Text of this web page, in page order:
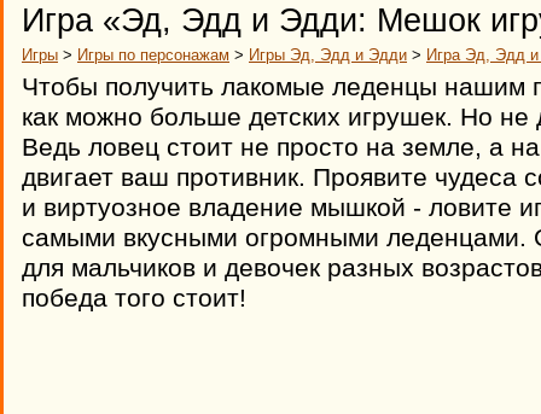
Игра «Эд, Эдд и Эдди: Мешок
Игры > Игры по персонажам > Игры Эд, Эдд и Эдди > Игра Эд, Эдд
Чтобы получить лакомые леденцы нашим
как можно больше детских игрушек. Но не
Ведь ловец стоит не просто на земле, а
двигает ваш противник. Проявите чудеса
и виртуозное владение мышкой - ловите
самыми вкусными огромными леденцами.
для мальчиков и девочек разных
победа того стоит!